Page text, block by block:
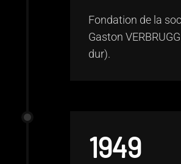
Fondation de la
Gaston
dur).
1949